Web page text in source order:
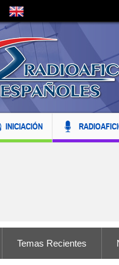
INICIACIÓN
Temas Recientes